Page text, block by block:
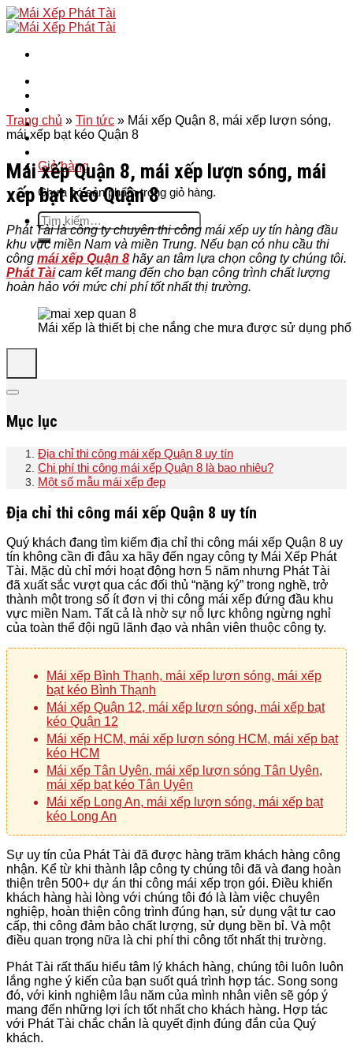
Skip
to
Bạt cuốn
Bạt mái che
Giỏ hàng
Chưa có sản phẩm trong giỏ hàng.
Tìm
kiếm:
Trang chủ » Tin tức » Mái xếp Quận 8, mái xếp lượn sóng,
mái xếp bạt kéo Quận 8
Mái xếp Quận 8, mái xếp lượn sóng, mái
xếp bạt kéo Quận 8
Phát Tài là công ty chuyên thi công mái xếp uy tín hàng đầu
khu vực miền Nam và miền Trung. Nếu bạn có nhu cầu thi
công mái xếp Quận 8 hãy an tâm lựa chọn công ty chúng tôi.
Phát Tàicam kết mang đến cho bạn công trình chất lượng
hoàn hảo với mức chi phí tốt nhất thị trường.
Mái xếp là thiết bị che nắng che mưa được sử dụng
Mục lục
Địa chỉ thi công mái xếp Quận 8 uy tín
Chi phí thi công mái xếp Quận 8 là bao nhiêu?
Một số mẫu mái xếp đẹp
Địa chỉ thi công mái xếp Quận 8 uy tín
Quý khách đang tìm kiếm địa chỉ thi công mái xếp Quận 8 uy
tín không cần đi đâu xa hãy đến ngay công ty Mái Xếp Phát
Tài. Mặc dù chỉ mới hoạt động hơn 5 năm nhưng Phát Tài
đã xuất sắc vượt qua các đối thủ “nặng ký” trong nghề, trở
thành một trong số ít đơn vị thi công mái xếp đứng đầu khu
vực miền Nam. Tất cả là nhờ sự nỗ lực không ngừng nghỉ
của toàn thể đội ngũ lãnh đạo và nhân viên thuộc công ty.
Mái xếp Bình Thạnh, mái xếp lượn sóng, mái xếp
bạt kéo Bình Thạnh
Mái xếp Quận 12, mái xếp lượn sóng, mái xếp bạt
kéo Quận 12
Mái xếp HCM, mái xếp lượn sóng HCM, mái xếp bạt
kéo HCM
Mái xếp Tân Uyên, mái xếp lượn sóng Tân Uyên,
mái xếp bạt kéo Tân Uyên
Mái xếp Long An, mái xếp lượn sóng, mái xếp bạt
kéo Long An
Sự uy tín của Phát Tài đã được hàng trăm khách hàng công
nhận. Kể từ khi thành lập công ty chúng tôi đã và đang hoàn
thiện trên 500+ dự án thi công mái xếp trọn gói. Điều khiến
khách hàng hài lòng với chúng tôi đó là làm việc chuyên
nghiệp, hoàn thiện công trình đúng hạn, sử dụng vật tư cao
cấp, thi công đảm bảo chất lượng, sử dụng bền bỉ. Và một
điều quan trọng nữa là chi phí thi công tốt nhất thị trường.
Phát Tài rất thấu hiểu tâm lý khách hàng, chúng tôi luôn luôn
lắng nghe ý kiến của bạn suốt quá trình hợp tác. Song song
đó, với kinh nghiệm lâu năm của mình nhân viên sẽ góp ý
mang đến những lợi ích tốt nhất cho khách hàng. Hợp tác
với Phát Tài chắc chắn là quyết định đúng đắn của Quý
khách.